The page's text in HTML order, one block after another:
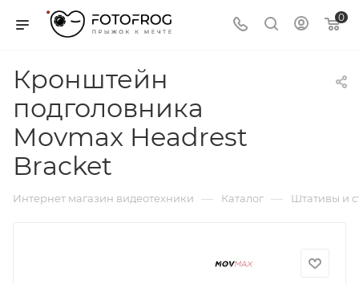
0
Кронштейн
подголовника
Movmax Headrest
Bracket
Интернет магазин видеотехники — Каталог — Штативы и